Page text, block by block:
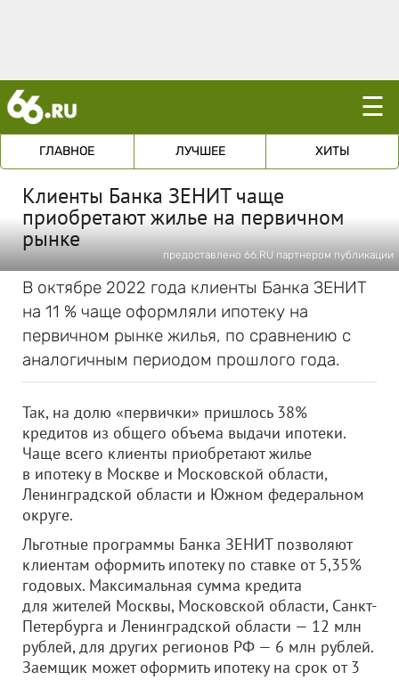
☰
ГЛАВНОЕ ЛУЧШЕЕ ХИТЫ
Клиенты Банка ЗЕНИТ чаще
приобретают жилье на первичном
рынке
предоставлено 66.RU партнером публикации
В октябре 2022 года клиенты Банка ЗЕНИТ
на 11 % чаще оформляли ипотеку на
первичном рынке жилья, по сравнению с
аналогичным периодом прошлого года.
Так, на долю «первички» пришлось 38%
кредитов из общего объема выдачи ипотеки.
Чаще всего клиенты приобретают жилье
в ипотеку в Москве и Московской области,
Ленинградской области и Южном федеральном
округе.
Льготные программы Банка ЗЕНИТ позволяют
клиентам оформить ипотеку по ставке от 5,35%
годовых. Максимальная сумма кредита
для жителей Москвы, Московской области, Санкт-
Петербурга и Ленинградской области — 12 млн
рублей, для других регионов РФ — 6 млн рублей.
Заемщик может оформить ипотеку на срок от 3